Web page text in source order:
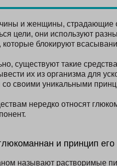
и женщины, страдающие
цели, они используют
которые блокируют
существуют такие
их из организма для
со своими уникальными
нередко относят
и принцип его
называют растворимые